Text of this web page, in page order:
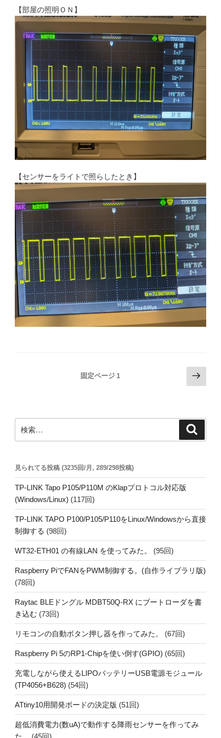
【部屋の照明ＯＮ】
【センサーをライトで照らしたとき】
ー
ジ
り
固定ページ 1
次
の
ジ
索:
見られてる投稿 (3235回/月, 289/298投稿)
TP-LINK Tapo P105/P110M のKlapプロトコル対応版
(Windows/Linux) (117回)
TP-LINK TAPO P100/P105/P110をLinux/Windowsから直接
制御する (98回)
WT32-ETH01 の有線LAN を使ってみた。 (95回)
Raspberry PiでFANをPWM制御する。(自作ライブラリ版)
(78回)
Raytac BLEドングル MDBT50Q-RX にブートローダを書
き込む (73回)
リモコンの自動ボタン押し器を作ってみた。 (67回)
Raspberry Pi 5のRP1-Chipを使い倒す(GPIO) (65回)
充電しながら使えるLIPOバッテリーUSB電源モジュール
(TP4056+B628) (54回)
ATtiny10用開発ボードの決定版 (51回)
超低消費電力(数uA)で動作する降雨センサーを作ってみ
た。
(45回)